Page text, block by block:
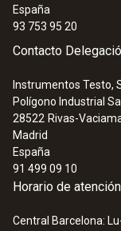
España
93 753 95 20
Contacto
Instrumentos Testo,
Polígono Industrial
28522 Rivas-
Madrid
España
91 499 09 10
Horario de
Central Barcelona: